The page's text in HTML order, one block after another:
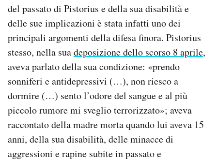
del passato di Pistorius e della sua disabilità e
delle sue implicazioni è stata infatti uno dei
principali argomenti della difesa finora. Pistorius
stesso, nella suadeposizione dello scorso 8 aprile,
aveva parlato della sua condizione: «prendo
sonniferi e antidepressivi (…), non riesco a
dormire (…) sento l’odore del sangue e al più
piccolo rumore mi sveglio terrorizzato»; aveva
raccontato della madre morta quando lui aveva 15
anni, della sua disabilità, delle minacce di
aggressioni e rapine subite in passato e